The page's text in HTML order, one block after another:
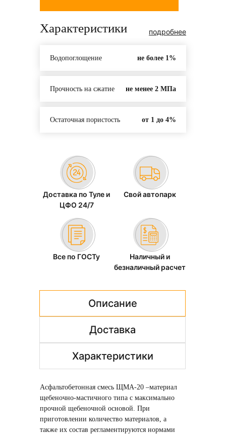
Характеристики подробнее
Водопоглощение не более 1%
Прочность на сжатие не менее 2 МПа
Остаточная пористость от 1 до 4%
Доставка по Туле и
ЦФО 24/7
Свой автопарк
Все по ГОСТу
Наличный и
безналичный расчет
Описание
Доставка
Характеристики
Асфальтобетонная смесь ЩМА-20 –материал
щебеночно-мастичного типа с максимально
прочной щебеночной основой. При
приготовлении количество материалов, а
также их состав регламентируются нормами